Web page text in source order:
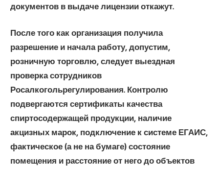
документов в выдаче лицензии откажут.
После того как организация получила
разрешение и начала работу, допустим,
розничную торговлю, следует выездная
проверка сотрудников
Росалкогольрегулирования. Контролю
подвергаются сертификаты качества
спиртосодержащей продукции, наличие
акцизных марок, подключение к системе ЕГАИС,
фактическое (а не на бумаге) состояние
помещения и расстояние от него до объектов